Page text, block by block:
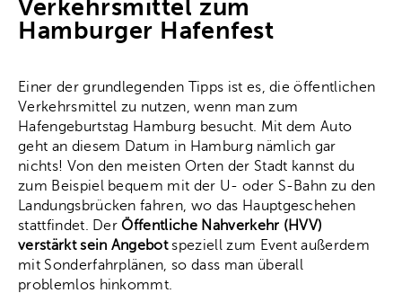
Verkehrsmittel zum
Hamburger Hafenfest
Einer der grundlegenden Tipps ist es, die öffentlichen
Verkehrsmittel zu nutzen, wenn man zum
Hafengeburtstag Hamburg besucht. Mit dem Auto
geht an diesem Datum in Hamburg nämlich gar
nichts! Von den meisten Orten der Stadt kannst du
zum Beispiel bequem mit der U- oder S-Bahn zu den
Landungsbrücken fahren, wo das Hauptgeschehen
stattfindet. DerÖffentliche Nahverkehr (HVV)
verstärkt sein Angebotspeziell zum Event außerdem
mit Sonderfahrplänen, so dass man überall
problemlos hinkommt.